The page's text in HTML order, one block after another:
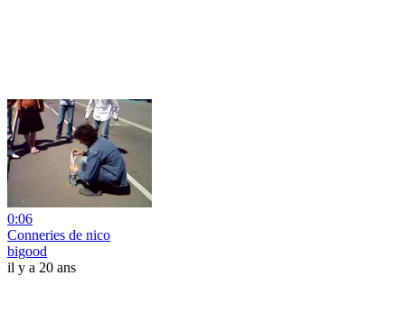
0:06
Conneries de nico
bigood
il y a 20 ans